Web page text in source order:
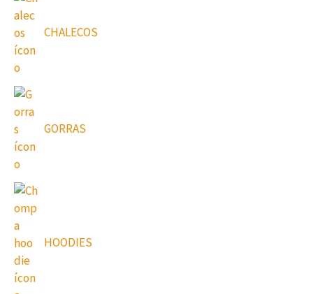
CHALECOS
GORRAS
HOODIES